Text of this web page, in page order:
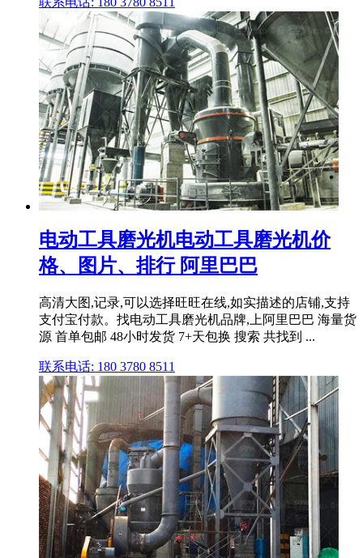
电动工具磨光机电动工具磨光机价
格、图片、排行 阿里巴巴
高清大图,记录,可以选择旺旺在线,如实描述的店铺,支持
支付宝付款。找电动工具磨光机品牌,上阿里巴巴 海量货
源 首单包邮 48小时发货 7+天包换 搜索 共找到 ...
联系电话: 180 3780 8511